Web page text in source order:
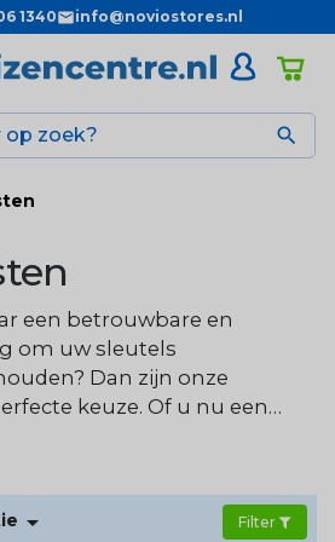
1340 info@noviostores.nl

een betrouwbare en
om uw sleutels
Dan zijn onze
keuze. Of u nu een
heeft of slechts een paar, bij
Met onze sleutelkasten kunt
opbergen en ze gemakkelijk
 Filter